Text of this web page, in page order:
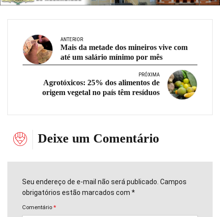
ANTERIOR
Mais da metade dos mineiros vive com
até um salário mínimo por mês
PRÓXIMA
Agrotóxicos: 25% dos alimentos de
origem vegetal no país têm resíduos
Deixe um Comentário
Seu endereço de e-mail não será publicado. Campos
obrigatórios estão marcados com *
Comentário *